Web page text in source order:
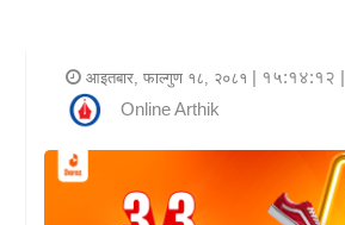
राजनीति
आइतबार, फाल्गुण १८, २०८१ | १५:१४:१२ |
Online Arthik